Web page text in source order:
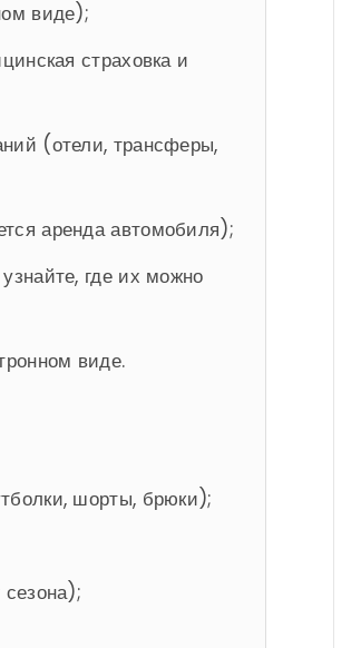
виде);
страховка и
(отели, трансферы,
аренда автомобиля);
где их можно
виде.
шорты, брюки);